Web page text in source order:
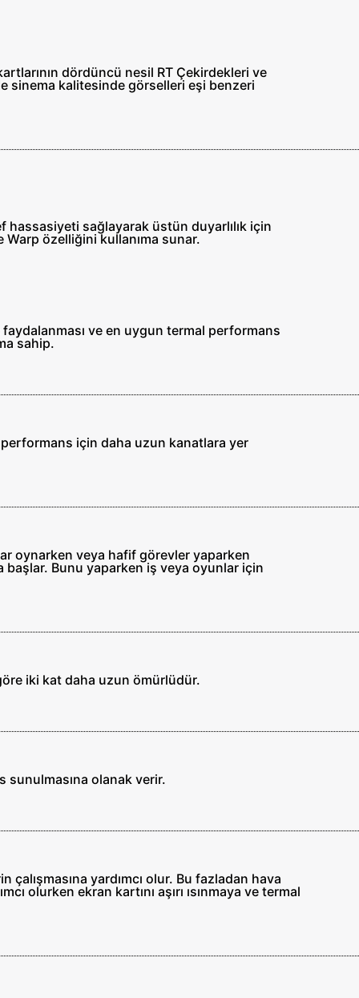
dördüncü nesil RT Çekirdekleri ve
sinema kalitesinde görselleri eşi benzeri
hassasiyeti sağlayarak üstün duyarlılık için
özelliğini kullanıma sunar.
ve en uygun termal performans
sahip.
için daha uzun kanatlara yer
oynarken veya hafif görevler yaparken
başlar. Bunu yaparken iş veya oyunlar için
iki kat daha uzun ömürlüdür.
sunulmasına olanak verir.
çalışmasına yardımcı olur. Bu fazladan hava
olurken ekran kartını aşırı ısınmaya ve termal